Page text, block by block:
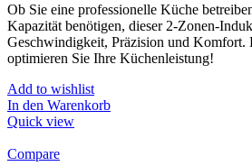
Ob Sie eine professionelle Küche
Kapazität benötigen, dieser 2-Zonen-
Geschwindigkeit, Präzision und Komfort.
optimieren Sie Ihre Küchenleistung!
Add to wishlist
In den Warenkorb
Quick view
Compare